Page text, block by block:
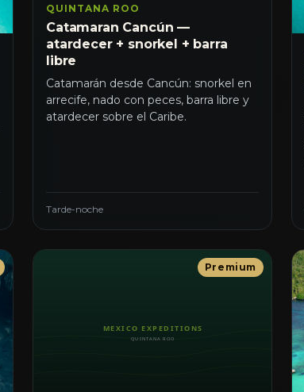
QUINTANA ROO
Catamaran Cancún —
atardecer + snorkel + barra
libre
Catamarán desde Cancún: snorkel en
arrecife, nado con peces, barra libre y
atardecer sobre el Caribe.
Tarde-noche
Premium